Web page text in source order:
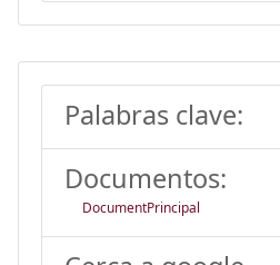
Palabras clave:
Documentos:
DocumentPrincipal